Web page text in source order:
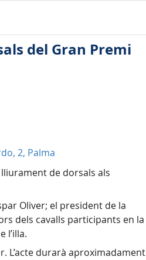
del Gran Premi
2, Palma
de dorsals als
Oliver; el president de la
dels cavalls participants en la
l’illa.
L’acte durarà aproximadament